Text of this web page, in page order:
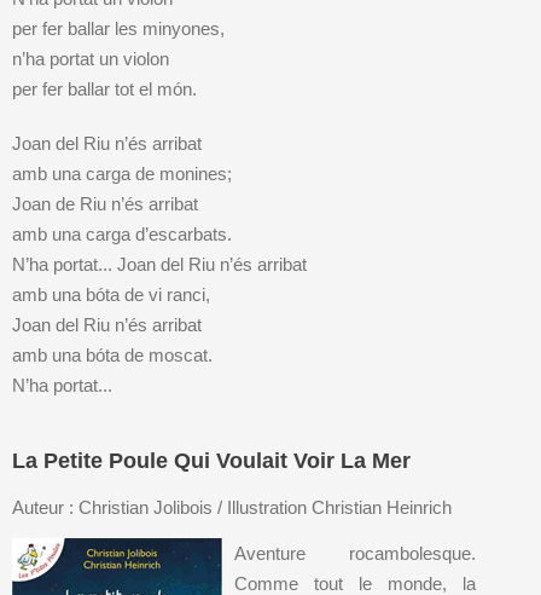
per fer ballar les minyones,
n’ha portat un violon
per fer ballar tot el món.
Joan del Riu n’és arribat
amb una carga de monines;
Joan de Riu n’és arribat
amb una carga d’escarbats.
N’ha portat... Joan del Riu n’és arribat
amb una bóta de vi ranci,
Joan del Riu n’és arribat
amb una bóta de moscat.
N’ha portat...
La Petite Poule Qui Voulait Voir La Mer
Auteur : Christian Jolibois / Illustration Christian Heinrich
Aventure rocambolesque.
Comme tout le monde, la